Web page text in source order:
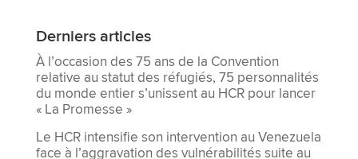
Derniers articles
À l’occasion des 75 ans de la Convention
relative au statut des réfugiés, 75 personnalités
du monde entier s’unissent au HCR pour lancer
« La Promesse »
Le HCR intensifie son intervention au Venezuela
face à l’aggravation des vulnérabilités suite au